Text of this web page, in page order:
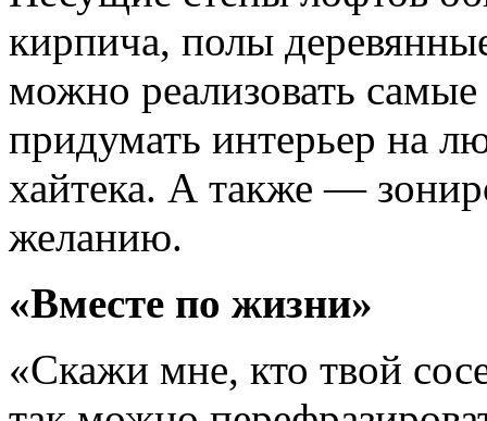
кирпича, полы
можно реализовать
придумать интерьер на
хайтека. А также —
желанию.
«Вместе по жизни»
«Скажи мне, кто твой